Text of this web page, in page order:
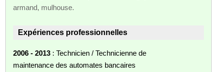
armand, mulhouse.
Expériences professionnelles
2006 - 2013 : Technicien / Technicienne de
maintenance des automates bancaires